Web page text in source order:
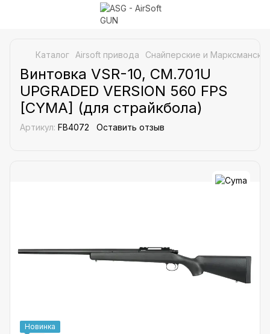
Каталог Airsoft привода Снайперские и
Винтовка VSR-10, CM.701U
UPGRADED VERSION 560 FPS
[CYMA] (для страйкбола)
Артикул: FB4072 Оставить отзыв
Новинка